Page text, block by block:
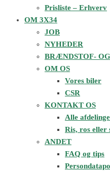
Prisliste – Erhverv
OM 3X34
JOB
NYHEDER
BRÆNDSTOF-
OM OS
Vores biler
CSR
KONTAKT OS
Alle
Ris, ros eller
ANDET
FAQ og tips